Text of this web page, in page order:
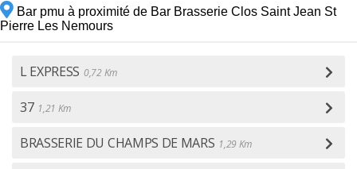
Bar pmu à proximité de Bar Brasserie Clos Saint Jean St
Pierre Les Nemours
L EXPRESS 0,72 Km
37 1,21 Km
BRASSERIE DU CHAMPS DE MARS 1,29 Km